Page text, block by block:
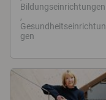
Bildungseinrichtungen
,
Gesundheitseinrichtun
gen